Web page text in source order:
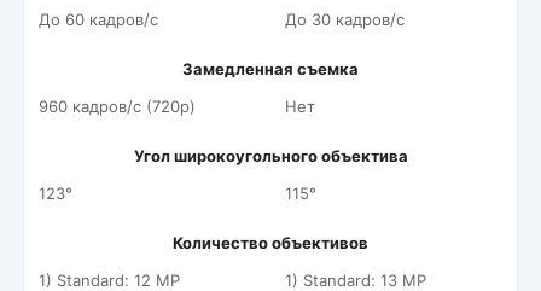
До 60 кадров/c
До 30 кадров/c
Замедленная съемка
960 кадров/c (720p)
Нет
Угол широкоугольного объектива
123°
115°
Количество объективов
1) Standard: 12 MP
1) Standard: 13 MP